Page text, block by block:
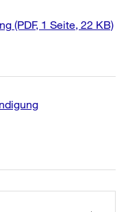
(PDF, 1 Seite, 22 KB)